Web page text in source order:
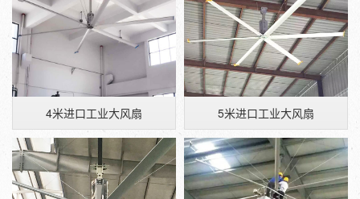
4米进口工业大风扇 5米进口工业大风扇